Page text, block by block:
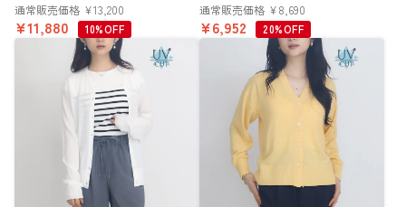
通常販売価格 ¥13,200
¥11,880 10%OFF
通常販売価格 ¥8,690
¥6,952 20%OFF